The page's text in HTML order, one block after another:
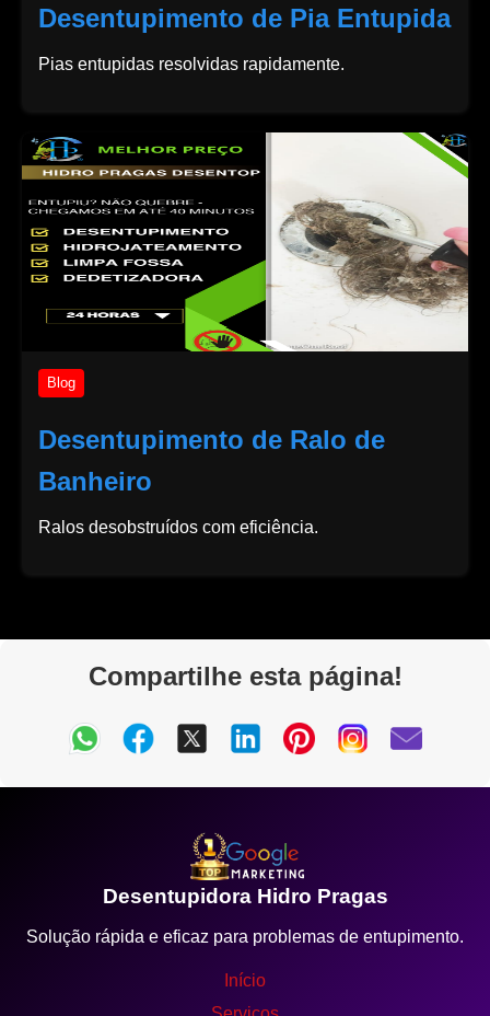
Desentupimento de Pia Entupida
Pias entupidas resolvidas rapidamente.
Blog
Desentupimento de Ralo de
Banheiro
Ralos desobstruídos com eficiência.
Compartilhe esta página!
Desentupidora Hidro Pragas
Solução rápida e eficaz para problemas de entupimento.
Início